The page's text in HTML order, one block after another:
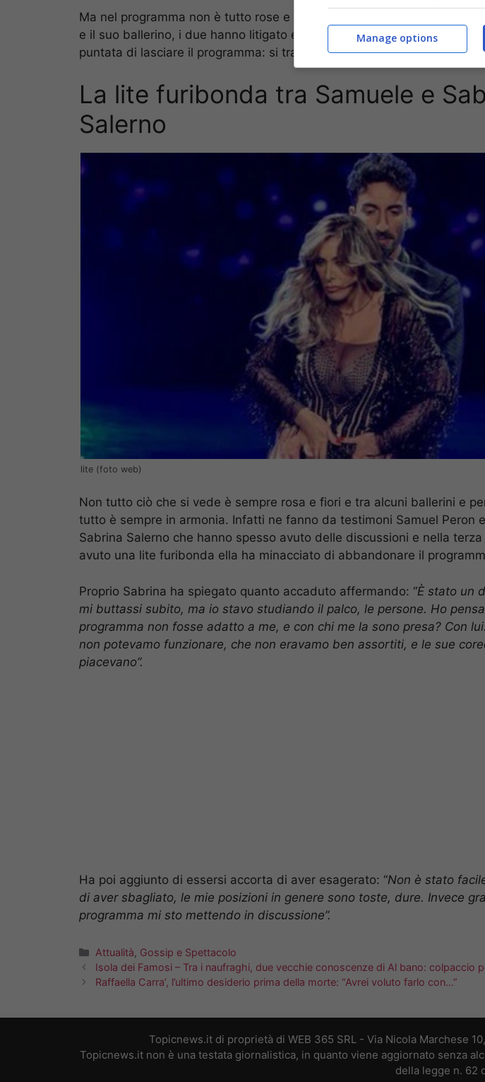
Ma nel programma non è tutto rose e fiori, una lite furibonda è
e il suo ballerino, i due hanno litigato e la bella concorrente aveva
puntata di lasciare il programma: si tratta di Samuel Peron e Sabrina
La lite furibonda tra Samuele e
Salerno
lite (foto web)
Non tutto ciò che si vede è sempre rosa e fiori e tra alcuni ballerini e
tutto è sempre in armonia. Infatti ne fanno da testimoni Samuel Peron
Sabrina Salerno che hanno spesso avuto delle discussioni e nella
avuto una lite furibonda ella ha minacciato di abbandonare il
Proprio Sabrina ha spiegato quanto accaduto affermando: “È stato un
mi buttassi subito, ma io stavo studiando il palco, le persone. Ho
programma non fosse adatto a me, e con chi me la sono presa? Con
non potevamo funzionare, che non eravamo ben assortiti, e le sue
piacevano”.
Ha poi aggiunto di essersi accorta di aver esagerato: “Non è stato
di aver sbagliato, le mie posizioni in genere sono toste, dure. Invece
programma mi sto mettendo in discussione”.
Categorie
Attualità, Gossip e Spettacolo
Isola dei Famosi – Tra i naufraghi, due vecchie conoscenze di Al bano: colpaccio
Raffaella Carra’, l’ultimo desiderio prima della morte: “Avrei voluto farlo con…”
Topicnews.it di proprietà di WEB 365 SRL - Via Nicola Marchese
Topicnews.it non è una testata giornalistica, in quanto viene aggiornato senza
della legge n. 62
Manage options